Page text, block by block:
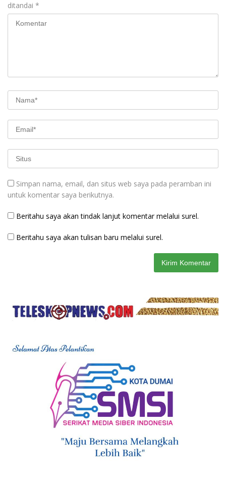
ditandai *
Simpan nama, email, dan situs web saya pada peramban ini
untuk komentar saya berikutnya.
Beritahu saya akan tindak lanjut komentar melalui surel.
Beritahu saya akan tulisan baru melalui surel.